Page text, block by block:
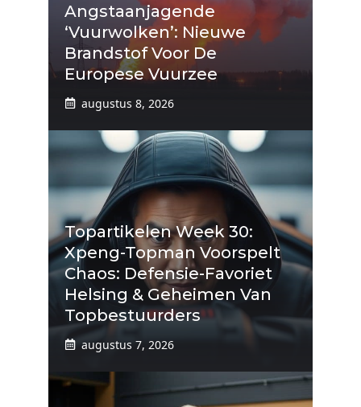
Angstaanjagende
‘vuurwolken’: Nieuwe
Brandstof Voor De
Europese Vuurzee
augustus 8, 2026
Topartikelen Week 30:
Xpeng-Topman Voorspelt
Chaos: Defensie-Favoriet
Helsing & Geheimen Van
Topbestuurders
augustus 7, 2026